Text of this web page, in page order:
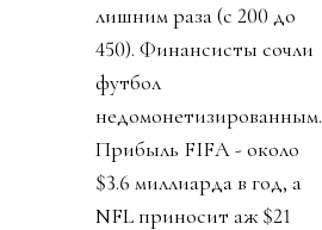
лишним раза (с 200 до
450). Финансисты сочли
футбол
недомонетизированным.
Прибыль FIFA - около
$3.6 миллиарда в год, а
NFL приносит аж $21